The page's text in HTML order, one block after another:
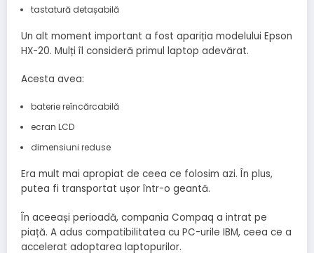
tastatură detașabilă
Un alt moment important a fost apariția modelului Epson
HX-20. Mulți îl consideră primul laptop adevărat.
Acesta avea:
baterie reîncărcabilă
ecran LCD
dimensiuni reduse
Era mult mai apropiat de ceea ce folosim azi. În plus,
putea fi transportat ușor într-o geantă.
În aceeași perioadă, compania Compaq a intrat pe
piață. A adus compatibilitatea cu PC-urile IBM, ceea ce a
accelerat adoptarea laptopurilor.